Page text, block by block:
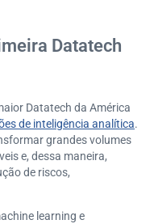
Datatech
Datatech da América
de inteligência analítica.
grandes volumes
e, dessa maneira,
de riscos,
learning e